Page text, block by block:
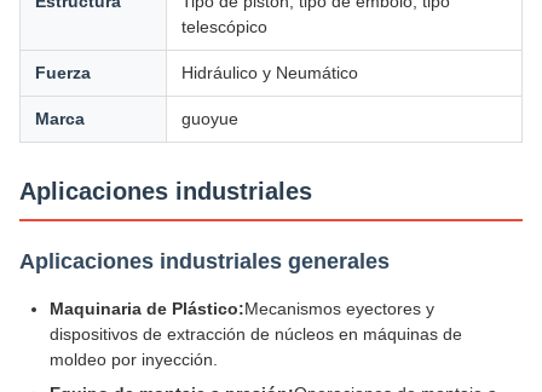
telescópico
Fuerza Hidráulico y Neumático
Marca guoyue
Aplicaciones industriales
Aplicaciones industriales generales
Maquinaria de Plástico:Mecanismos eyectores y
dispositivos de extracción de núcleos en máquinas de
moldeo por inyección.